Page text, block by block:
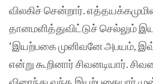
விலகிச் சென்றார்.
தானமளித்துவிட்டுச் செல்லும்
‘இயற்பகை முனிவனே அபயம்,
என்று கூறினார் சிவனடியார்.